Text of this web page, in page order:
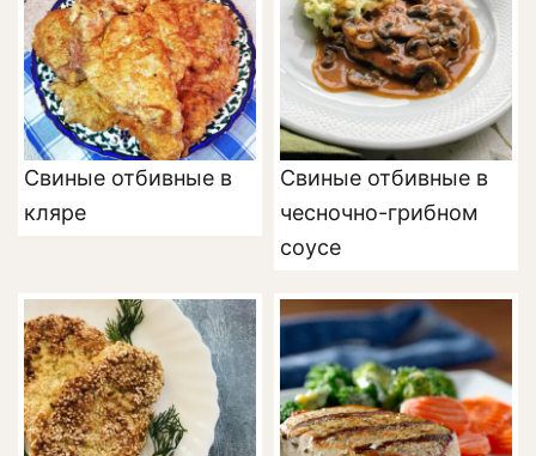
Свиные отбивные в
кляре
Свиные отбивные в
чесночно-грибном
соусе